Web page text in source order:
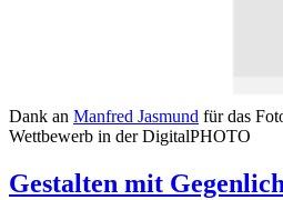
Dank an Manfred Jasmund für das
Wettbewerb in der DigitalPHOTO
Gestalten mit